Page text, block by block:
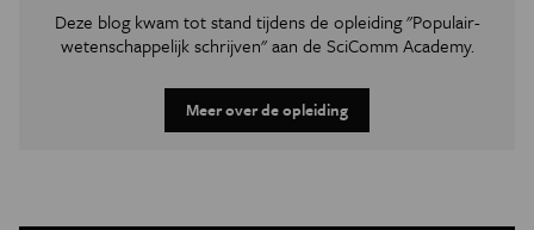
Deze blog kwam tot stand tijdens de opleiding "Populair-
wetenschappelijk schrijven" aan de SciComm Academy.
Meer over de opleiding